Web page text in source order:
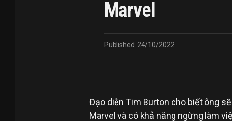
Marvel
Published 24/10/2022
Đạo diễn Tim Burton cho biết ông
Marvel và có khả năng ngừng làm